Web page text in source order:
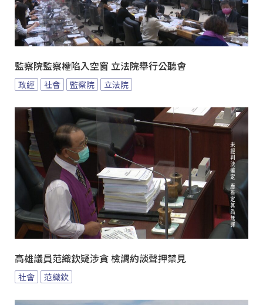
監察院監察權陷入空窗 立法院舉行公聽會
政經 社會 監察院 立法院
高雄議員范織欽疑涉貪 檢調約談聲押禁見
社會 范織欽